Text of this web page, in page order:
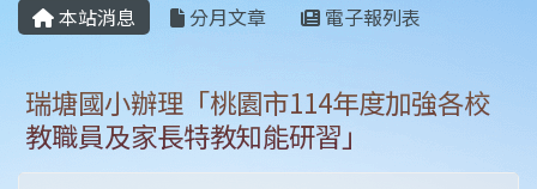
本站消息 分月文章 電子報列表
瑞塘國小辦理「桃園市114年度加強各校
教職員及家長特教知能研習」